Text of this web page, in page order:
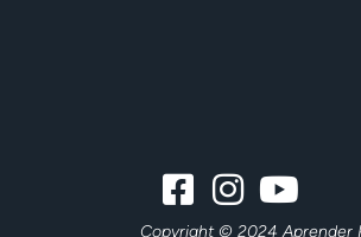
Copyright © 2024 Aprender